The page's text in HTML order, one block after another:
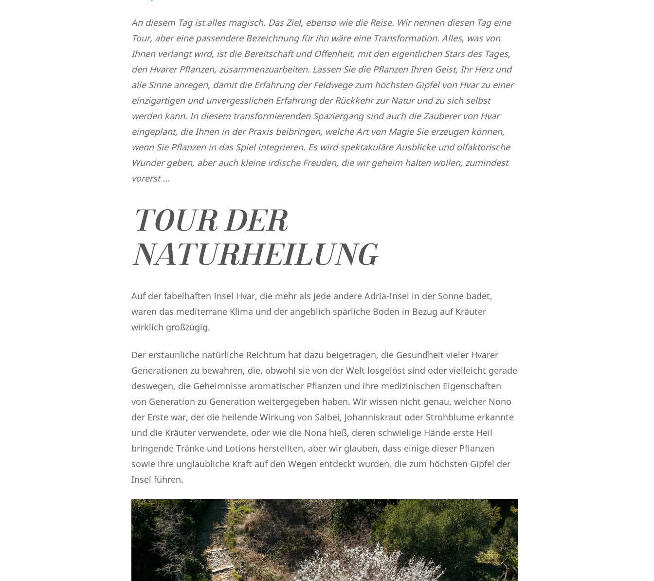
An diesem Tag ist alles magisch. Das Ziel, ebenso wie die Reise. Wir nennen diesen Tag eine
Tour, aber eine passendere Bezeichnung für ihn wäre eine Transformation. Alles, was von
Ihnen verlangt wird, ist die Bereitschaft und Offenheit, mit den eigentlichen Stars des Tages,
den Hvarer Pflanzen, zusammenzuarbeiten. Lassen Sie die Pflanzen Ihren Geist, Ihr Herz und
alle Sinne anregen, damit die Erfahrung der Feldwege zum höchsten Gipfel von Hvar zu einer
einzigartigen und unvergesslichen Erfahrung der Rückkehr zur Natur und zu sich selbst
werden kann. In diesem transformierenden Spaziergang sind auch die Zauberer von Hvar
eingeplant, die Ihnen in der Praxis beibringen, welche Art von Magie Sie erzeugen können,
wenn Sie Pflanzen in das Spiel integrieren. Es wird spektakuläre Ausblicke und olfaktorische
Wunder geben, aber auch kleine irdische Freuden, die wir geheim halten wollen, zumindest
vorerst ...
TOUR DER
NATURHEILUNG
Auf der fabelhaften Insel Hvar, die mehr als jede andere Adria-Insel in der Sonne badet,
waren das mediterrane Klima und der angeblich spärliche Boden in Bezug auf Kräuter
wirklich großzügig.
Der erstaunliche natürliche Reichtum hat dazu beigetragen, die Gesundheit vieler Hvarer
Generationen zu bewahren, die, obwohl sie von der Welt losgelöst sind oder vielleicht gerade
deswegen, die Geheimnisse aromatischer Pflanzen und ihre medizinischen Eigenschaften
von Generation zu Generation weitergegeben haben. Wir wissen nicht genau, welcher Nono
der Erste war, der die heilende Wirkung von Salbei, Johanniskraut oder Strohblume erkannte
und die Kräuter verwendete, oder wie die Nona hieß, deren schwielige Hände erste Heil
bringende Tränke und Lotions herstellten, aber wir glauben, dass einige dieser Pflanzen
sowie ihre unglaubliche Kraft auf den Wegen entdeckt wurden, die zum höchsten Gipfel der
Insel führen.